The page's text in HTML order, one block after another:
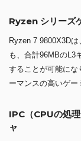
Ryzen シリーズ
Ryzen 7 9800X3D
も、合計96MBのL3
することが可能にな
ーマンスの高いゲー
IPC（CPUの処
ャ